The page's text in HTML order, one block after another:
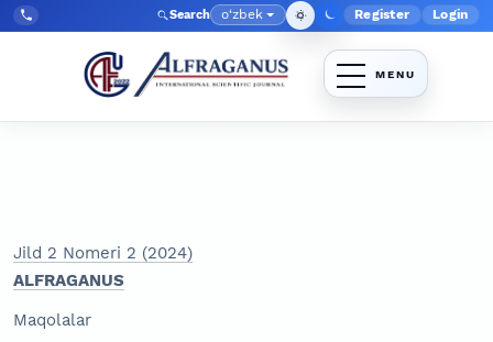
Skip to main navigation menu
Skip to main content
Skip to site footer
Tel:
+998903350930 Search Language
o‘zbek Admin
Register Login
Jild 2 Nomeri 2 (2024)
ALFRAGANUS
Maqolalar